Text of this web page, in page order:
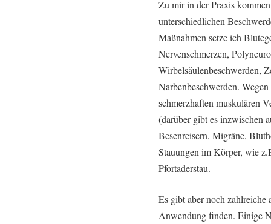
Zu mir in der Praxis
unterschiedlichen
Maßnahmen setze ich
Nervenschmerzen,
Wirbelsäulenbeschwerden,
Narbenbeschwerden.
schmerzhaften muskulären
(darüber gibt es inzwischen
Besenreisern, Migräne,
Stauungen im Körper, wie
Pfortaderstau.
Es gibt aber noch
Anwendung finden. Einige